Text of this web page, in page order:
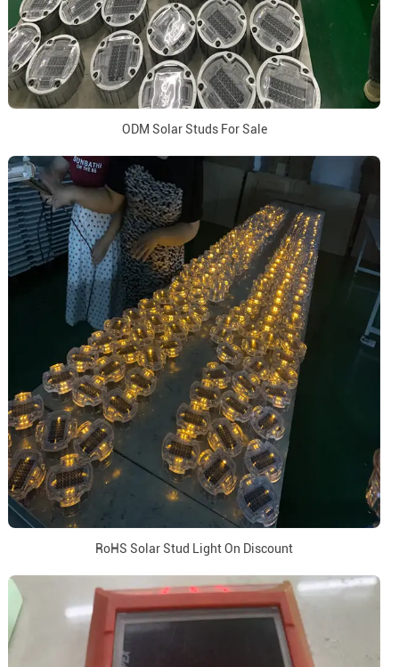
ODM Solar Studs For Sale
RoHS Solar Stud Light On Discount